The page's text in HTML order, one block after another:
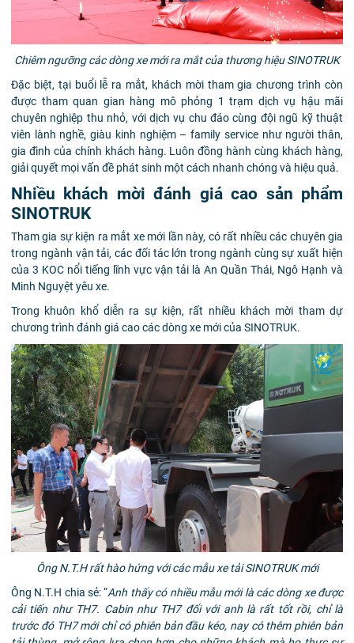
Chiêm ngưỡng các dòng xe mới ra mắt của thương hiệu SINOTRUK
Đặc biệt, tại buổi lễ ra mắt, khách mời tham gia chương trình còn
được tham quan gian hàng mô phỏng 1 trạm dịch vụ hậu mãi
chuyên nghiệp thu nhỏ, với dịch vụ chu đáo cùng đội ngũ kỹ thuật
viên lành nghề, giàu kinh nghiệm – family service như người thân,
gia đình của chính khách hàng. Luôn đồng hành cùng khách hàng,
giải quyết mọi vấn đề phát sinh một cách nhanh chóng và hiệu quả.
Nhiều khách mời đánh giá cao sản phẩm
SINOTRUK
Tham gia sự kiện ra mắt xe mới lần này, có rất nhiều các chuyên gia
trong ngành vận tải, các đối tác lớn trong ngành cùng sự xuất hiện
của 3 KOC nổi tiếng lĩnh vực vận tải là An Quần Thái, Ngô Hạnh và
Minh Nguyệt yêu xe.
Trong khuôn khổ diễn ra sự kiện, rất nhiều khách mời tham dự
chương trình đánh giá cao các dòng xe mới của SINOTRUK.
Ông N.T.H rất hào hứng với các mẫu xe tải SINOTRUK mới
Ông N.T.H chia sẻ: “Anh thấy có nhiều mẫu mới là các dòng xe được
cải tiến như TH7. Cabin như TH7 đối với anh là rất tốt rồi, chỉ là
trước đó TH7 mới chỉ có phiên bản đầu kéo, nay có thêm phiên bản